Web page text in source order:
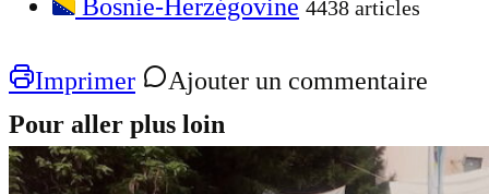
Bosnie-Herzégovine 4438 articles
Imprimer
Ajouter un commentaire
Pour aller plus loin